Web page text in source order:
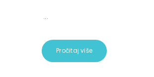
...
Pročitaj više